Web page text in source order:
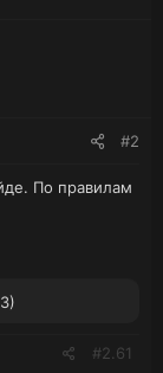
#2
По правилам
#2.61